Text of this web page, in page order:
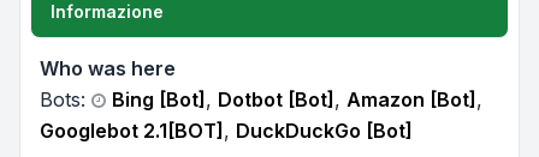
Informazione
Who was here
Bots:
Bing [Bot] , Dotbot [Bot] , Amazon [Bot] ,
Googlebot 2.1[BOT] , DuckDuckGo [Bot]